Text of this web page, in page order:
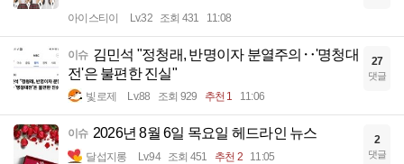
아이스티이 Lv.32 조회 431 11:08
이슈 김민석 "정청래, 반명이자 분열주의‥'명청대
전'은 불편한 진실"
빛로제 Lv.88 조회 929 추천 1 11:06
27
댓글
이슈 2026년 8월 6일 목요일 헤드라인 뉴스
달섭지롱 Lv.94 조회 451 추천 2 11:05
2
댓글